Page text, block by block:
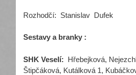
Rozhodčí: Stanislav Dufek 7
Sestavy a branky :
SHK Veselí: Hřebejková,
Štipčáková, Kutálková 1,